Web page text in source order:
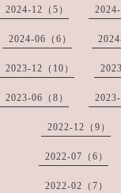
2024-12（5） 2024-
2024-06（6）
2023-12（10）
2023-06（8） 2023-
2022-12（9）
2022-07（6）
2022-02（7）